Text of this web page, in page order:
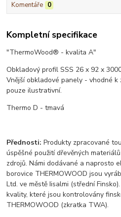
Komentáře 0
Kompletní specifikace
"ThermoWood® - kvalita A"
Obkladový profil SSS 26 x 92 x
Vnější obkladové panely - vhodné k
pouze ilustrativní.
Thermo D - tmavá
Přednosti: Produkty zpracované
úspěšné použití dřevěných
zdrojů. Námi dodávané a naprosto
borovice THERMOWOOD jsou
Ltd. ve městě Iisalmi (střední
kvality, které jsou kontrolovány
THERMOWOOD (zkratka TWA).